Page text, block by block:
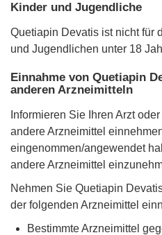
Kinder und Jugendliche
Quetiapin Devatis ist nicht für
und Jugendlichen unter 18
Einnahme von Quetiapin
anderen Arzneimitteln
Informieren Sie Ihren Arzt
andere Arzneimittel
eingenommen/angewendet
andere Arzneimittel
Nehmen Sie Quetiapin
der folgenden Arzneimittel
Bestimmte Arzneimittel